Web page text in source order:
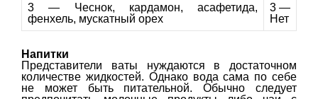
3 — Чеснок, кардамон, асафетида,
фенхель, мускатный орех
3 —
Нет
Напитки
Представители ваты нуждаются в достаточном
количестве жидкостей. Однако вода сама по себе
не может быть питательной. Обычно следует